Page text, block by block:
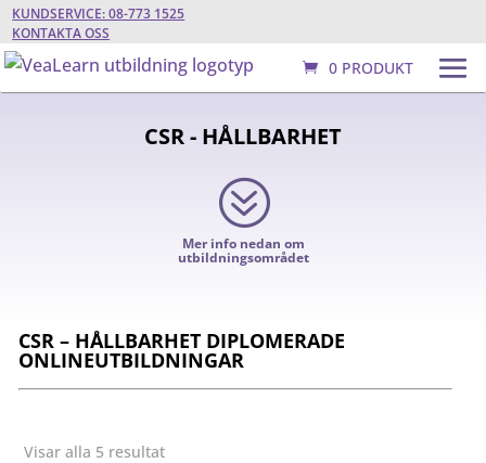
KUNDSERVICE: 08-773 1525
KONTAKTA OSS
0 PRODUKT
CSR - HÅLLBARHET
?
Mer info nedan om
utbildningsområdet
CSR – HÅLLBARHET DIPLOMERADE
ONLINEUTBILDNINGAR
Visar alla 5 resultat